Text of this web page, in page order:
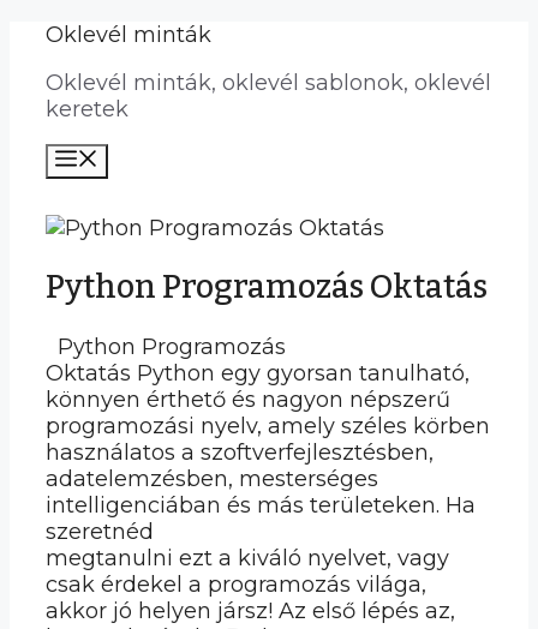
Kilépés
tartalomba
Oklevél minták
Oklevél minták, oklevél sablonok, oklevél
keretek
Python Programozás Oktatás
Python Programozás
Oktatás Python egy gyorsan tanulható,
könnyen érthető és nagyon népszerű
programozási nyelv, amely széles körben
használatos a szoftverfejlesztésben,
adatelemzésben, mesterséges
intelligenciában és más területeken. Ha
szeretnéd
megtanulni ezt a kiváló nyelvet, vagy
csak érdekel a programozás világa,
akkor jó helyen jársz! Az első lépés az,